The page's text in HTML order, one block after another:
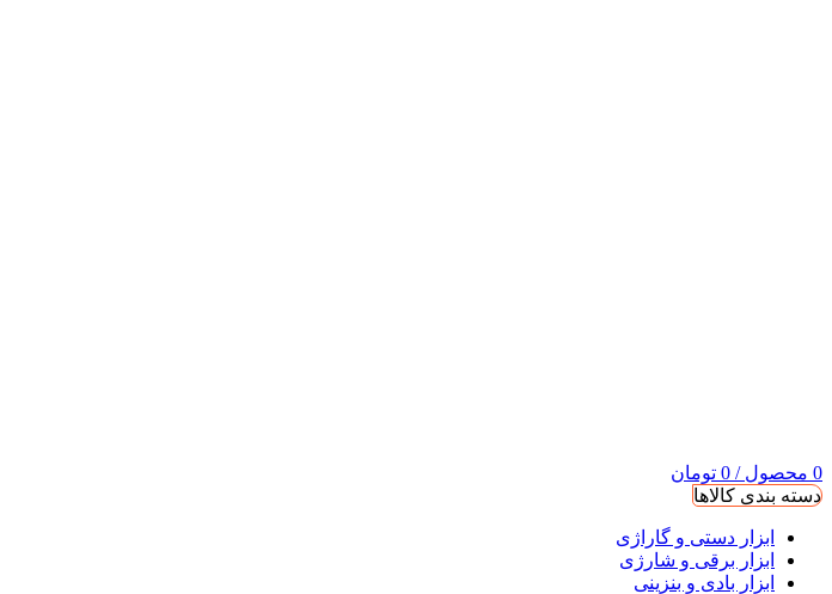
0 محصول /
0 تومان
دسته بندی کالاها
ابزار دستی و گاراژی
ابزار برقی و شارژی
ابزار بادی و بنزینی